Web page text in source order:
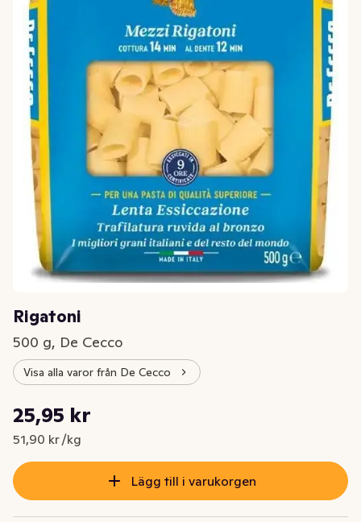
Rigatoni
500 g, De Cecco
Visa alla varor från De Cecco
Nuvarande pris är: 25,95 kr
25,95 kr
51,90 kr /kg
Styckpris: 51,90 kr /kg
Lägg till i varukorgen